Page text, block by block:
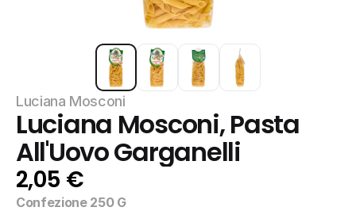
Luciana Mosconi
Luciana Mosconi, Pasta
All'Uovo Garganelli
2,05 €
Confezione 250 G